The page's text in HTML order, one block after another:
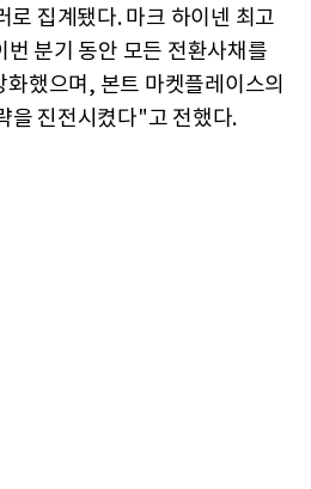
로 집계됐다. 마크 하이넨 최고
분기 동안 모든 전환사채를
했으며, 본트 마켓플레이스의
을 진전시켰다"고 전했다.